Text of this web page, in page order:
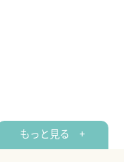
もっと見る +